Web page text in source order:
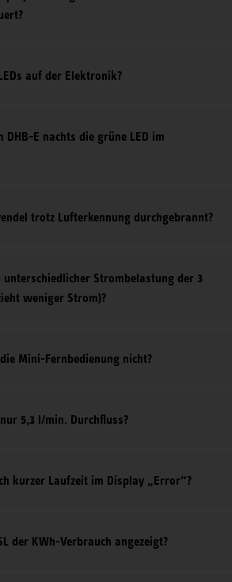
auf der Elektronik?
E nachts die grüne LED im
trotz Lufterkennung durchgebrannt?
Strombelastung der 3
weniger Strom)?
Mini-Fernbedienung nicht?
5,3 l/min. Durchfluss?
kurzer Laufzeit im Display „Error“?
der KWh-Verbrauch angezeigt?